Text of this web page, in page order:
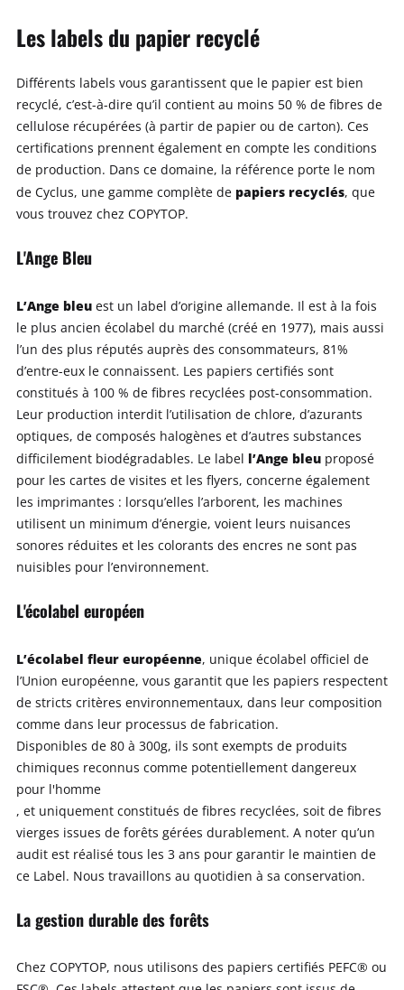
Les labels du papier recyclé
Différents labels vous garantissent que le papier est bien
recyclé, c’est-à-dire qu’il contient au moins 50 % de fibres de
cellulose récupérées (à partir de papier ou de carton). Ces
certifications prennent également en compte les conditions
de production. Dans ce domaine, la référence porte le nom
de Cyclus, une gamme complète de papiers recyclés, que
vous trouvez chez COPYTOP.
L'Ange Bleu
L’Ange bleuest un label d’origine allemande. Il est à la fois
le plus ancien écolabel du marché (créé en 1977), mais aussi
l’un des plus réputés auprès des consommateurs, 81%
d’entre-eux le connaissent. Les papiers certifiés sont
constitués à 100 % de fibres recyclées post-consommation.
Leur production interdit l’utilisation de chlore, d’azurants
optiques, de composés halogènes et d’autres substances
difficilement biodégradables. Le label l’Ange bleuproposé
pour les cartes de visites et les flyers, concerne également
les imprimantes : lorsqu’elles l’arborent, les machines
utilisent un minimum d’énergie, voient leurs nuisances
sonores réduites et les colorants des encres ne sont pas
nuisibles pour l’environnement.
L'écolabel européen
L’écolabel fleur européenne, unique écolabel officiel de
l’Union européenne, vous garantit que les papiers respectent
de stricts critères environnementaux, dans leur composition
comme dans leur processus de fabrication.
Disponibles de 80 à 300g, ils sont exempts de produits
chimiques reconnus comme potentiellement dangereux
pour l'homme
, et uniquement constitués de fibres recyclées, soit de fibres
vierges issues de forêts gérées durablement. A noter qu’un
audit est réalisé tous les 3 ans pour garantir le maintien de
ce Label. Nous travaillons au quotidien à sa conservation.
La gestion durable des forêts
Chez COPYTOP, nous utilisons des papiers certifiés PEFC® ou